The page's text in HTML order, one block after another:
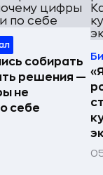
собирать
решения —
не
себе